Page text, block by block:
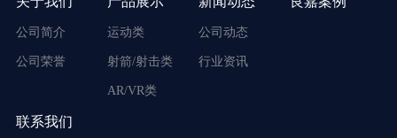
公司简介
公司荣誉
运动类
射箭/射击类
AR/VR类
公司动态
行业资讯
联系我们